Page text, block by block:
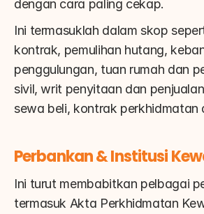
dengan cara paling cekap.
Ini termasuklah dalam skop
kontrak, pemulihan hutang,
penggulungan, tuan rumah dan
sivil, writ penyitaan dan
sewa beli, kontrak perkhidmatan
Perbankan & Institusi
Ini turut membabitkan pelbagai
termasuk Akta Perkhidmatan